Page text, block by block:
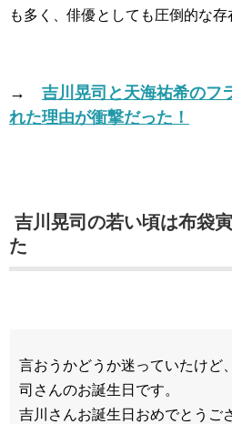
も多く、俳優としても圧倒的な
→ 吉川晃司と天海祐希のフ
れた理由が衝撃だった！
吉川晃司の若い頃は布袋
た
言おうかどうか迷っていたけど
司さんのお誕生日です。
吉川さんお誕生日おめでとうご